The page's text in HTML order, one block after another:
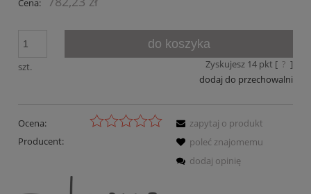
Cena:
szt.
do koszyka
Zyskujesz 14pkt [ ? ]
dodaj do przechowalni
Ocena:
Producent:
zapytaj o produkt
poleć znajomemu
dodaj opinię